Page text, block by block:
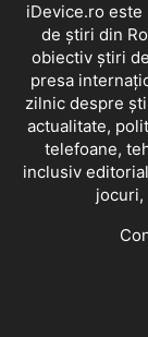
iDevice.ro
de știri din
obiectiv știri
presa
zilnic despre
actualitate,
telefoane,
inclusiv